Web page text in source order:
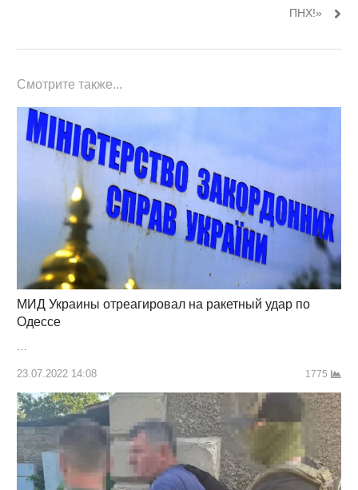
ПНХ!»
Смотрите также...
МИД Украины отреагировал на ракетный удар по
Одессе
…
23.07.2022 14:08 1775